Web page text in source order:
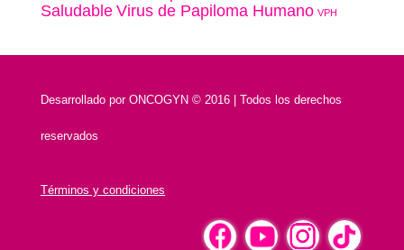
SaludableVirus de Papiloma Humano VPH
Desarrollado por ONCOGYN © 2016 | Todos los derechos
reservados
Términos y condiciones